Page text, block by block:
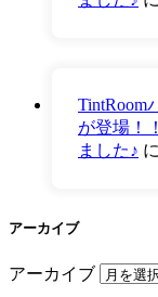
TintRoom
が登場！
ました♪ に
アーカイブ
アーカイブ